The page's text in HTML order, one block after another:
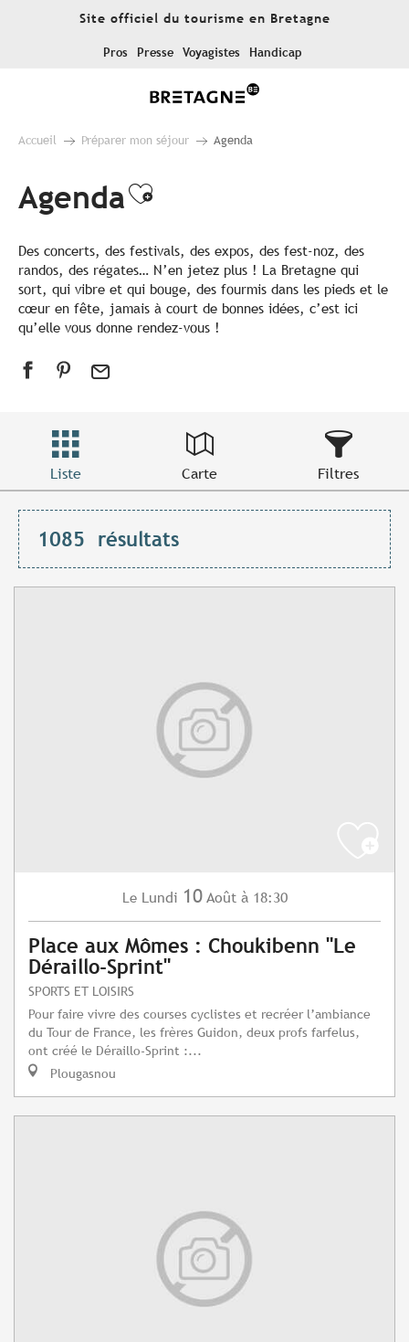
Site officiel du tourisme en Bretagne
Pros Presse Voyagistes Handicap
Accueil Préparer mon séjour Agenda
AgendaAjouter aux favoris
Des concerts, des festivals, des expos, des fest-noz, des
randos, des régates… N’en jetez plus ! La Bretagne qui
sort, qui vibre et qui bouge, des fourmis dans les pieds et le
cœur en fête, jamais à court de bonnes idées, c’est ici
qu’elle vous donne rendez-vous !
Liste Carte Filtres
1085 résultats
Le Lundi 10 Août à 18:30
Place aux Mômes : Choukibenn "Le
Déraillo-Sprint"
SPORTS ET LOISIRS
Pour faire vivre des courses cyclistes et recréer l’ambiance
du Tour de France, les frères Guidon, deux profs farfelus,
ont créé le Déraillo-Sprint :...
Plougasnou